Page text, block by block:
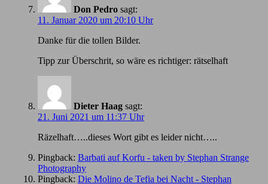
Don Pedro sagt:
11. Januar 2020 um 20:10 Uhr
Danke für die tollen Bilder.
Tipp zur Überschrit, so wäre es richtiger: rätselhaft
Dieter Haag sagt:
21. Juni 2021 um 11:37 Uhr
Räzelhaft…..dieses Wort gibt es leider nicht…..
Pingback: Barbati auf Korfu - taken by Stephan Strange
Photography
Pingback: Die Molino de Tefia bei Nacht - Stephan